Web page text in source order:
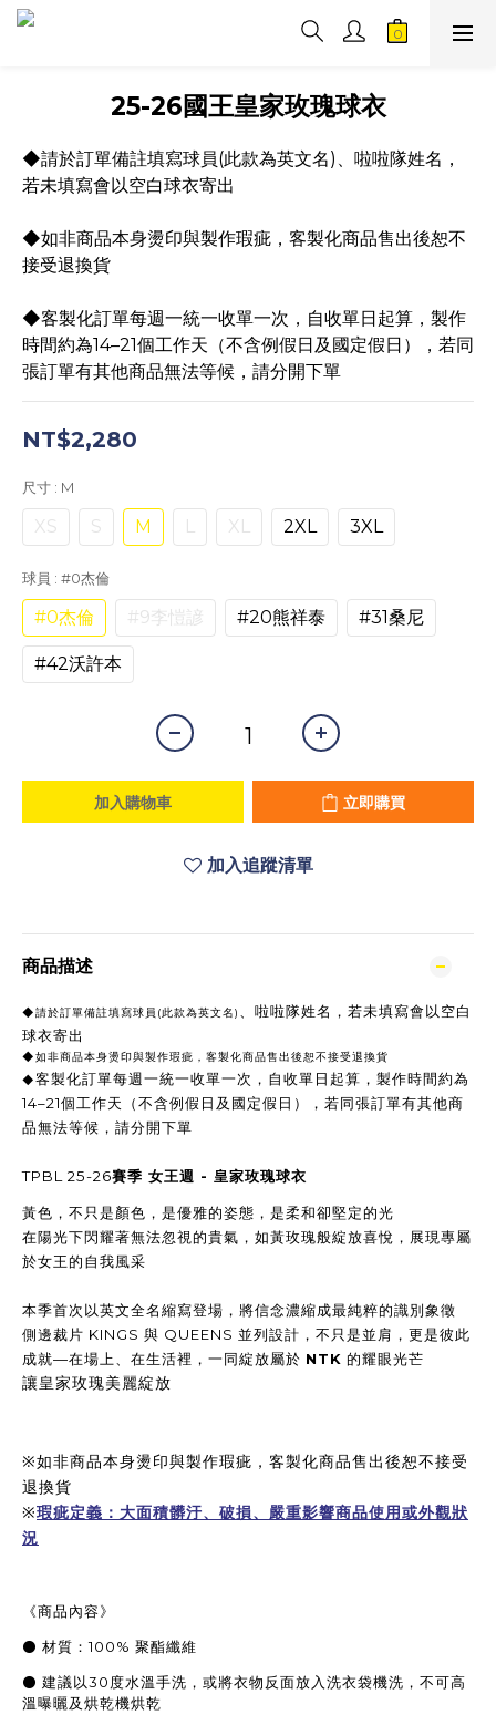
25-26國王皇家玫瑰球衣
◆請於訂單備註填寫球員(此款為英文名)、啦啦隊姓名，
若未填寫會以空白球衣寄出
◆如非商品本身燙印與製作瑕疵，客製化商品售出後恕不
接受退換貨
◆客製化訂單每週一統一收單一次，自收單日起算，製作
時間約為14–21個工作天（不含例假日及國定假日），若同
張訂單有其他商品無法等候，請分開下單
NT$2,280
尺寸 : M
XS S M L XL 2XL 3XL
球員 : #0杰倫
#0杰倫 #9李愷諺 #20熊祥泰 #31桑尼
#42沃許本
加入購物車 立即購買
加入追蹤清單
商品描述
◆請於訂單備註填寫球員 (此款為英文名)
、啦啦隊姓名，若未填寫會以空白
球衣寄出
◆如非商品本身燙印與製作瑕疵，客製化商品售出後恕不接受退換貨
◆客製化訂單每週一統一收單一次，自收單日起算，製作時間約為
14–21個工作天（不含例假日及國定假日）， 若同張訂單有其他商
品無法等候，請分開下單
TPBL 25-26賽季 女王週 - 皇家玫瑰球衣
黃色，不只是顏色，是優雅的姿態，是柔和卻堅定的光
在陽光下閃耀著無法忽視的貴氣，如黃玫瑰般綻放喜悅，展現專屬
於女王的自我風采
本季首次以英文全名縮寫登場，將信念濃縮成最純粹的識別象徵
側邊裁片 KINGS 與 QUEENS 並列設計 ，不只是並肩，更是彼此
成就—在場上、在生活裡，一同綻放屬於 NTK 的耀眼光芒
讓皇家玫瑰美麗綻放
※如非商品本身燙印與製作瑕疵，客製化商品售出後恕不接受
退換貨
※瑕疵定義：大面積髒汙、破損、嚴重影響商品使用或外觀狀
況
《商品內容》
⚫ 材質：100% 聚酯纖維
⚫ 建議以30度水溫手洗，或將衣物反面放入洗衣袋機洗，不可高
溫曝曬及烘乾機烘乾